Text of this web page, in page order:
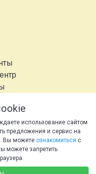
бюджетное
научно-
махорки и
использование сайтом
предложения и сервис на
Вы можете ознакомиться с
можете запретить